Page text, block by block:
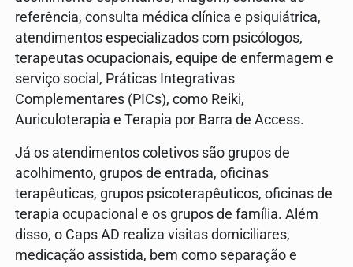
referência, consulta médica clínica e psiquiátrica,
atendimentos especializados com psicólogos,
terapeutas ocupacionais, equipe de enfermagem e
serviço social, Práticas Integrativas
Complementares (PICs), como Reiki,
Auriculoterapia e Terapia por Barra de Access.
Já os atendimentos coletivos são grupos de
acolhimento, grupos de entrada, oficinas
terapêuticas, grupos psicoterapêuticos, oficinas de
terapia ocupacional e os grupos de família. Além
disso, o Caps AD realiza visitas domiciliares,
medicação assistida, bem como separação e